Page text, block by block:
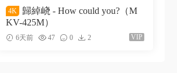
4K
歸綽峣 - How could you?（M
KV-425M）
6天前 47 0 2 VIP